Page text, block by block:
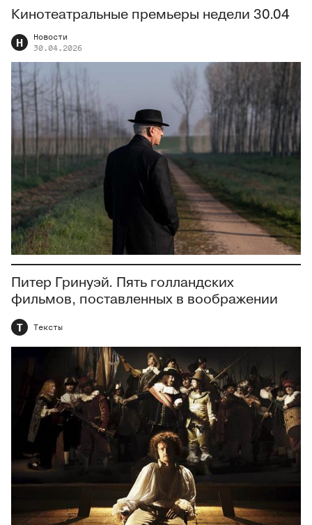
Кинотеатральные премьеры недели 30.04
Н
Новости
30.04.2026
Питер Гринуэй. Пять голландских
фильмов, поставленных в воображении
Т Тексты